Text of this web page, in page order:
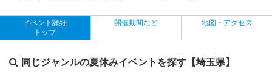
イベント詳細
トップ
開催期間など 地図・アクセス
同じジャンルの夏休みイベントを探す【埼玉県】